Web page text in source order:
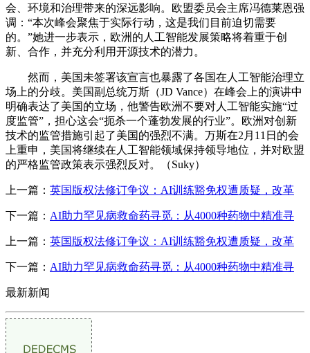
会、环境和治理带来的深远影响。欧盟委员会主席冯德莱恩强
调：“本次峰会聚焦于实际行动，这是我们目前迫切需要
的。”她进一步表示，欧洲的人工智能发展策略将着重于创
新、合作，并充分利用开源技术的潜力。
然而，美国未签署该宣言也暴露了各国在人工智能治理立
场上的分歧。美国副总统万斯（JD Vance）在峰会上的演讲中
明确表达了美国的立场，他警告欧洲不要对人工智能实施“过
度监管”，担心这会“扼杀一个蓬勃发展的行业”。欧洲对创新
技术的监管措施引起了美国的强烈不满。万斯在2月11日的会
上重申，美国将继续在人工智能领域保持领导地位，并对欧盟
的严格监管政策表示强烈反对。（Suky）
上一篇： 英国版权法修订争议：AI训练豁免权遭质疑，改革
下一篇： AI助力罕见病救命药寻觅：从4000种药物中精准寻
上一篇： 英国版权法修订争议：AI训练豁免权遭质疑，改革
下一篇： AI助力罕见病救命药寻觅：从4000种药物中精准寻
最新新闻